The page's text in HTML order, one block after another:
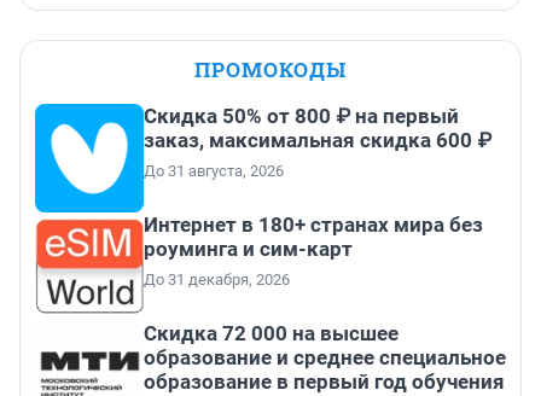
ПРОМОКОДЫ
Скидка 50% от 800 ₽ на первый
заказ, максимальная скидка 600 ₽
До 31 августа, 2026
Интернет в 180+ странах мира без
роуминга и сим-карт
До 31 декабря, 2026
Скидка 72 000 на высшее
образование и среднее специальное
образование в первый год обучения